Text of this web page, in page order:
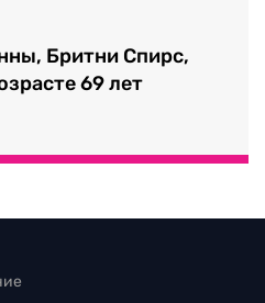
Бритни Спирс,
69 лет